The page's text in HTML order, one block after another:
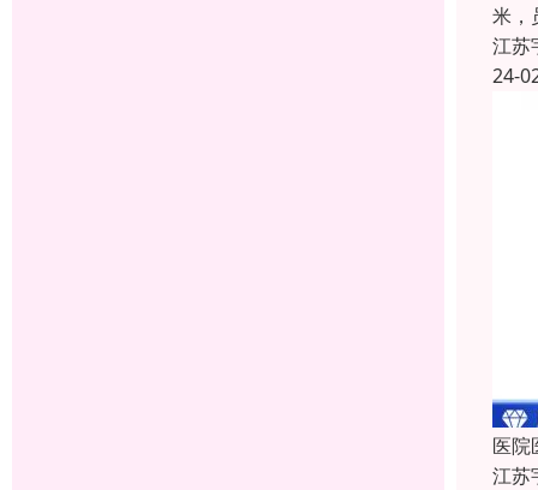
米，
江苏
24-
医院
江苏